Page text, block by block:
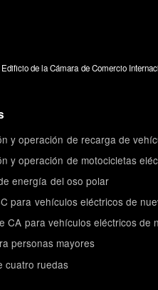
de la Cámara de Comercio
y operación de recarga de
y operación de motocicletas
energía del oso polar
para vehículos eléctricos de
CA para vehículos eléctricos de
personas mayores
cuatro ruedas